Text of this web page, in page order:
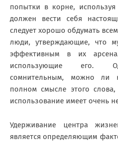
попытки в корне,
должен вести себя
следует хорошо обдумать
люди, утверждающие, что
эффективным в их
использующие его.
сомнительным, можно ли
полном смысле этого
использование имеет очень
Удерживание центра
является определяющим